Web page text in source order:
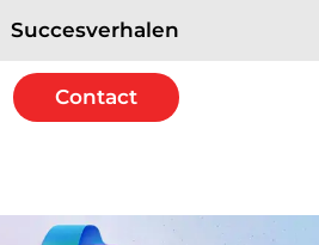
Succesverhalen
Contact